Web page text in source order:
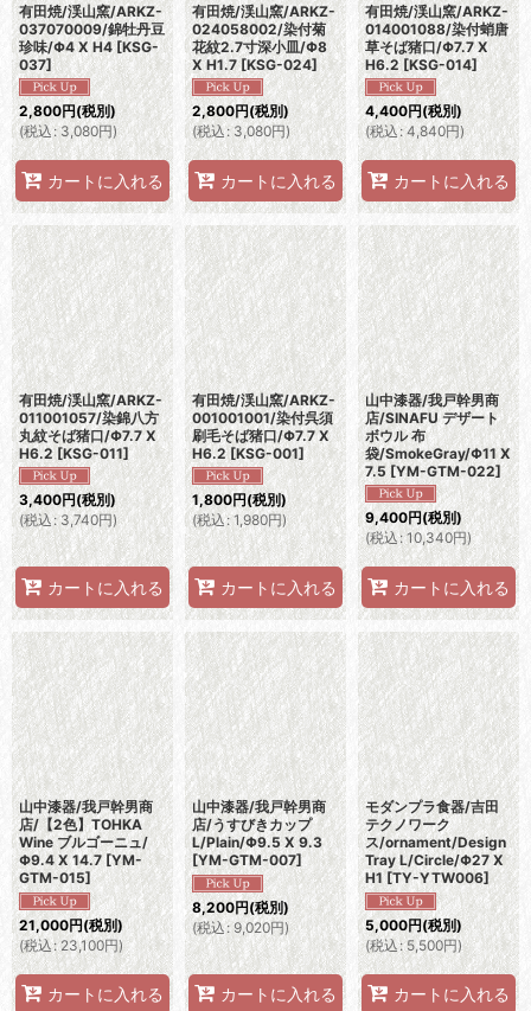
有田焼/渓山窯/ARKZ-
037070009/錦牡丹豆
珍味/Φ4 X H4 [KSG-
037]
2,800円(税別)
(税込: 3,080円)
カートに入れる
有田焼/渓山窯/ARKZ-
024058002/染付菊
花紋2.7寸深小皿/Φ8
X H1.7 [KSG-024]
2,800円(税別)
(税込: 3,080円)
カートに入れる
有田焼/渓山窯/ARKZ-
014001088/染付蛸唐
草そば猪口/Φ7.7 X
H6.2 [KSG-014]
4,400円(税別)
(税込: 4,840円)
カートに入れる
有田焼/渓山窯/ARKZ-
011001057/染錦八方
丸紋そば猪口/Φ7.7 X
H6.2 [KSG-011]
3,400円(税別)
(税込 : 3,740円)
カートに入れる
有田焼/渓山窯/ARKZ-
001001001/染付呉須
刷毛そば猪口/Φ7.7 X
H6.2 [KSG-001]
1,800円(税別)
(税込: 1,980円)
カートに入れる
山中漆器/我戸幹男商
店/SINAFU デザート
ボウル 布
袋/SmokeGray/Φ11 X
7.5 [YM-GTM-022]
9,400円(税別)
(税込: 10,340円)
カートに入れる
山中漆器/我戸幹男商
店/【2色】TOHKA
Wine ブルゴーニュ/
Φ9.4 X 14.7 [YM-
GTM-015]
21,000円(税別)
(税込: 23,100円)
カートに入れる
山中漆器/我戸幹男商
店/うすびきカップ
L/Plain/Φ9.5 X 9.3
[YM-GTM-007]
8,200円(税別)
(税込: 9,020円)
カートに入れる
モダンプラ食器/吉田
テクノワーク
ス/ornament/Design
Tray L/Circle/Φ27 X
H1 [TY-YTW006]
5,000円(税別)
(税込: 5,500円)
カートに入れる